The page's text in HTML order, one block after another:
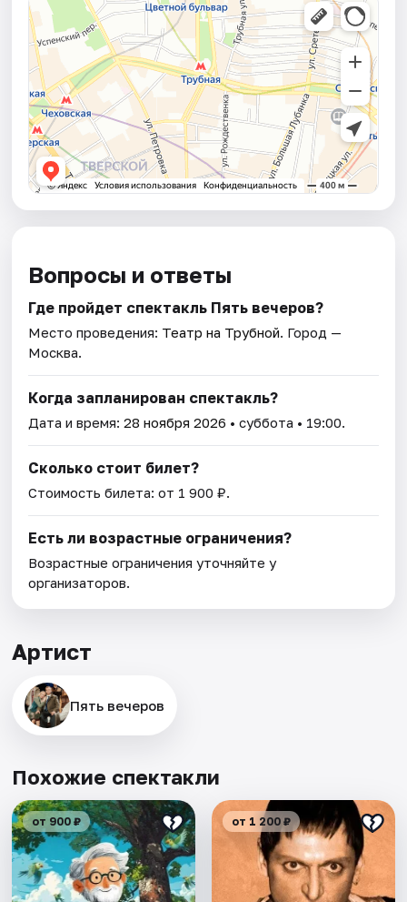
Вопросы и ответы
Где пройдет спектакль Пять вечеров?
Место проведения: Театр на Трубной. Город —
Москва.
Когда запланирован спектакль?
Дата и время:28 ноября 2026 • суббота • 19:00.
Сколько стоит билет?
Стоимость билета: от 1 900 ₽.
Есть ли возрастные ограничения?
Возрастные ограничения уточняйте у
организаторов.
Артист
Пять вечеров
Похожие спектакли
от 900 ₽ от 1 200 ₽